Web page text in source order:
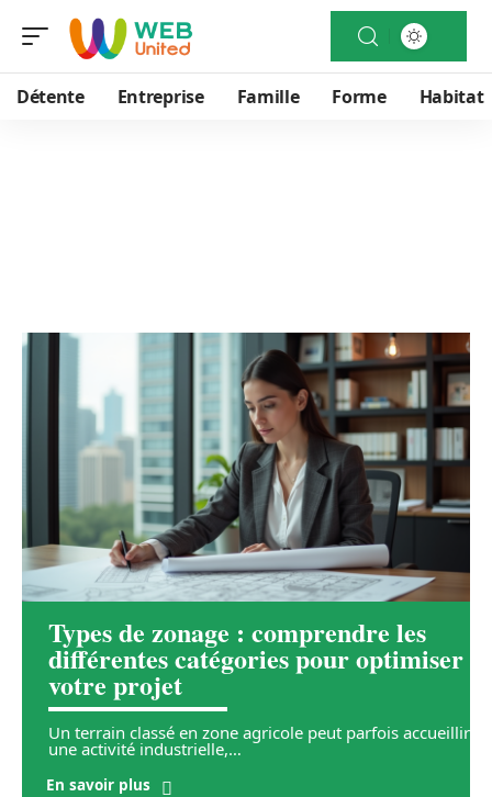
Détente Entreprise Famille Forme Habitat
Types de zonage : comprendre les
différentes catégories pour optimiser
votre projet
Un terrain classé en zone agricole peut parfois accueillir
une activité industrielle,…
En savoir plus